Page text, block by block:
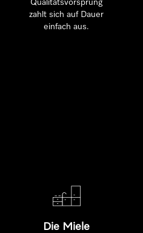
Qualitätsvorsprung
zahlt sich auf Dauer
einfach aus.
Die Miele